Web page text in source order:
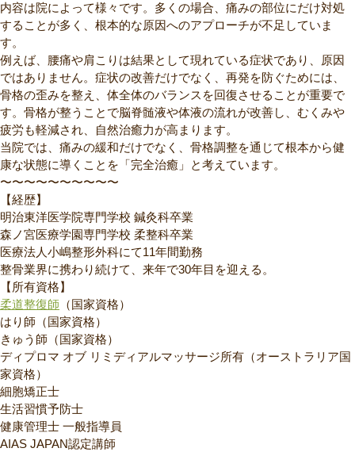
内容は院によって様々です。多くの場合、痛みの部位にだけ対処
することが多く、根本的な原因へのアプローチが不足していま
す。
例えば、腰痛や肩こりは結果として現れている症状であり、原因
ではありません。症状の改善だけでなく、再発を防ぐためには、
骨格の歪みを整え、体全体のバランスを回復させることが重要で
す。骨格が整うことで脳脊髄液や体液の流れが改善し、むくみや
疲労も軽減され、自然治癒力が高まります。
当院では、痛みの緩和だけでなく、骨格調整を通じて根本から健
康な状態に導くことを「完全治癒」と考えています。
〜〜〜〜〜〜〜〜〜〜
【経歴】
明治東洋医学院専門学校 鍼灸科卒業
森ノ宮医療学園専門学校 柔整科卒業
医療法人小嶋整形外科にて11年間勤務
整骨業界に携わり続けて、来年で30年目を迎える。
【所有資格】
柔道整復師 （国家資格）
はり師（国家資格）
きゅう師（国家資格）
ディプロマ オブ リミディアルマッサージ所有（オーストラリア国
家資格）
細胞矯正士
生活習慣予防士
健康管理士 一般指導員
AIAS JAPAN認定講師